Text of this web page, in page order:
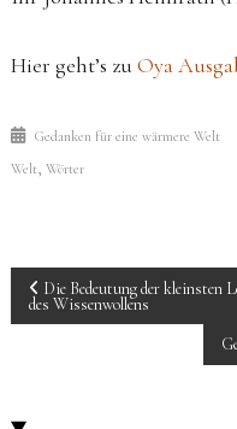
Hier geht’s zuOya
Gedanken für eine wärmere Welt
Welt, Wörter
BEITRAGS-
NAVIGATION
Die Bedeutung der kleinsten
des Wissenwollens